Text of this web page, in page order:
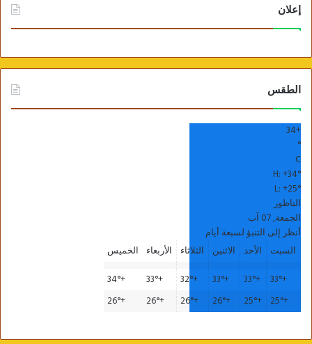
إعلان
الطقس
+
34
°
C
H:+34°
L:+25°
الناظور
الجمعة, 07 آب
أنظر إلى التنبؤ لسبعة أيام
السبت
الأحد الاثنين الثلاثاء الأربعاء
الخميس
+
33°
+
33°
+
33°
+
32°
+
33°
+
34°
+
25°
+
25°
+
26°
+
26°
+
26°
+
26°